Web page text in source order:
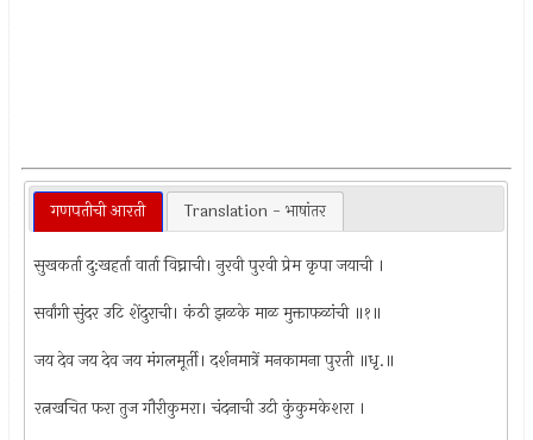
गणपतीची आरती Translation - भाषांतर
सुखकर्ता दु:खहर्ता वार्ता विघ्नाची। नुरवी पुरवी प्रेम कृपा जयाची ।
सर्वांगी सुंदर उटि शेंदुराची। कंठी झळके माळ मुक्ताफळांची ॥१॥
जय देव जय देव जय मंगलमूर्ती। दर्शनमात्रें मनकामना पुरती ॥धृ.॥
रत्नखचित फरा तुज गौरीकुमरा। चंदनाची उटी कुंकुमकेशरा ।